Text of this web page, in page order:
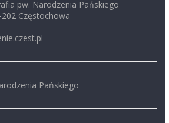
pw. Narodzenia Pańskiego
Częstochowa
Pańskiego